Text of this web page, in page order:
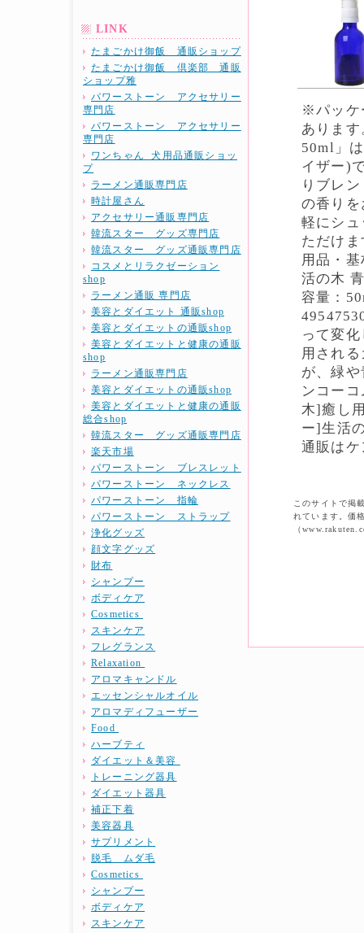
※パッケ
ありま
50ml」
イザー)
りブレ
の香り
軽にシ
ただけ
用品・
活の木
容量：
って変
用され
が、緑
ンコー
木]癒し
ー]生活
通販は
このサイトで掲
れています。価
（
LINK
たまごかけ御飯 通販ショップ
たまごかけ御飯 倶楽部 通販
ショップ雅
パワーストーン アクセサリー
専門店
パワーストーン アクセサリー
専門店
ワンちゃん 犬用品通販ショッ
プ
ラーメン通販専門店
時計屋さん
アクセサリー通販専門店
韓流スター グッズ専門店
韓流スター グッズ通販専門店
コスメとリラクゼーション
shop
ラーメン通販 専門店
美容とダイエット 通販shop
美容とダイエットの通販shop
美容とダイエットと健康の通販
shop
ラーメン通販専門店
美容とダイエットの通販shop
美容とダイエットと健康の通販
総合shop
韓流スター グッズ通販専門店
楽天市場
パワーストーン ブレスレット
パワーストーン ネックレス
パワーストーン 指輪
パワーストーン ストラップ
浄化グッズ
顔文字グッズ
財布
シャンプー
ボディケア
Cosmetics
スキンケア
フレグランス
Relaxation
アロマキャンドル
エッセンシャルオイル
アロマディフューザー
Food
ハーブティ
ダイエット＆美容
トレーニング器具
ダイエット器具
補正下着
美容器具
サプリメント
脱毛 ムダ毛
Cosmetics
シャンプー
ボディケア
スキンケア